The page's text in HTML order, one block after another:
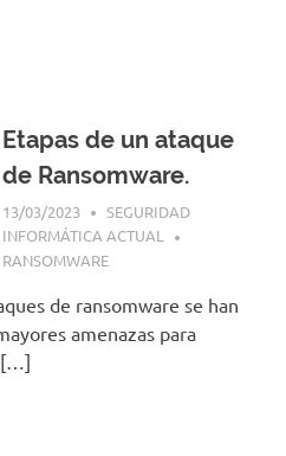
Etapas de un ataque
de Ransomware.
13/03/2023
SEGURIDAD
INFORMÁTICA ACTUAL
RANSOMWARE
de ransomware se han
amenazas para